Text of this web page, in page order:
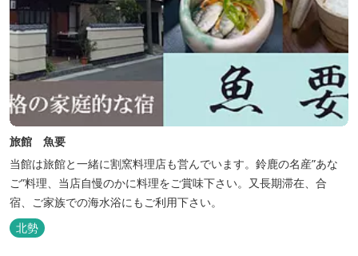
旅館 魚要
当館は旅館と一緒に割窯料理店も営んでいます。鈴鹿の名産”あな
ご”料理、当店自慢のかに料理をご賞味下さい。又長期滞在、合
宿、ご家族での海水浴にもご利用下さい。
北勢